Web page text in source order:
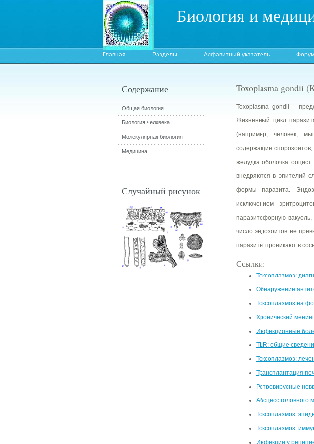
Биология и
Главная Разделы Алфавитный указатель Форум
Toxoplasma gondii
Toxoplasma gondii -
Жизненный цикл
(например, человек,
содержащие
желудка оболочка
внедряются в эпителий
формы паразита.
исключением
паразитофорную
число эндозоитов не
паразиты проникают в
Ссылки:
Токсоплазмоз:
Обнаружение
Токсоплазмоз на
Хронический
Инфекционные
TLR: общие
Токсоплазмоз:
Трансплантация
Ретровирусные
Абсцесс головного
Токсоплазмоз:
Токсоплазмоз:
Инфекции у
Содержание
Общая биология
Биология человека
Молекулярная биология
Медицина
Случайный рисунок